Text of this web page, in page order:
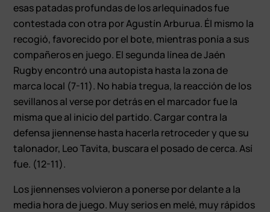
esas patadas profundas de los arlequinados fue
contestada con otra por Agustín Arburua. Él mismo la
recogió, favorecido por el bote, mientras ponía a sus
compañeros en juego. El segunda línea de Jaén
Rugby encontró una autopista hasta la zona de
marca local (7-11). No había tregua, la reacción de los
sevillanos al verse por detrás en el marcador fue la
misma que al inicio del partido. Cargar contra la
defensa jiennense hasta hacerla retroceder y que su
talonador, Leo Tavita, buscara el posado de cerca. Así
fue. (12-11).
Los jiennenses volvieron a ponerse por delante a la
media hora de juego. Muy serios en melé, muy rápidos